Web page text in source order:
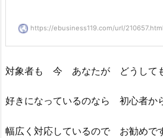
https://ebusiness119.com/url/210657.html
対象者も 今 あなたが どうして
好きになっているのなら 初心者
幅広く対応しているので お勧めで